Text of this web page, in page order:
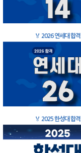
🏅 2026 연세대 합격
🏅 2025 한성대 합격